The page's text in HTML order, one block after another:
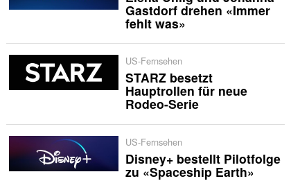
Gastdorf drehen «Immer
fehlt was»
US-Fernsehen
STARZ besetzt
Hauptrollen für neue
Rodeo-Serie
US-Fernsehen
Disney+ bestellt Pilotfolge
zu «Spaceship Earth»